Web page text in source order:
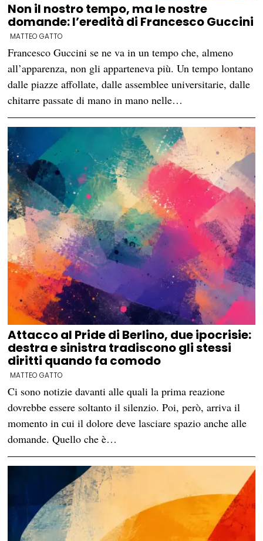
Non il nostro tempo, ma le nostre
domande: l’eredità di Francesco Guccini
MATTEO GATTO
Francesco Guccini se ne va in un tempo che, almeno
all’apparenza, non gli apparteneva più. Un tempo lontano
dalle piazze affollate, dalle assemblee universitarie, dalle
chitarre passate di mano in mano nelle…
Attacco al Pride di Berlino, due ipocrisie:
destra e sinistra tradiscono gli stessi
diritti quando fa comodo
MATTEO GATTO
Ci sono notizie davanti alle quali la prima reazione
dovrebbe essere soltanto il silenzio. Poi, però, arriva il
momento in cui il dolore deve lasciare spazio anche alle
domande. Quello che è…